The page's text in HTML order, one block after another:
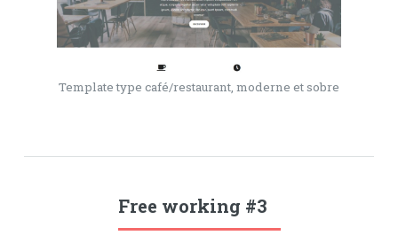
Template type café/restaurant, moderne et sobre
Free working #3